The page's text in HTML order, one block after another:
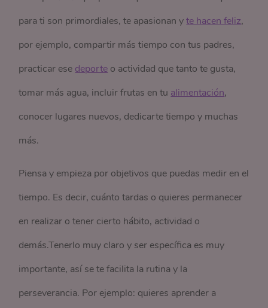
para ti son primordiales, te apasionan yte hacen feliz,
por ejemplo, compartir más tiempo con tus padres,
practicar ese deporte o actividad que tanto te gusta,
tomar más agua, incluir frutas en tu alimentación,
conocer lugares nuevos, dedicarte tiempo y muchas
más.
Piensa y empieza por objetivos que puedas medir en el
tiempo. Es decir, cuánto tardas o quieres permanecer
en realizar o tener cierto hábito, actividad o
demás.Tenerlo muy claro y ser específica es muy
importante, así se te facilita la rutina y la
perseverancia. Por ejemplo: quieres aprender a